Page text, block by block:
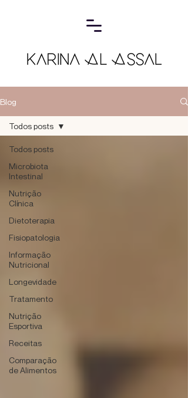
Blog
Todos posts
Microbiota
Intestinal
Nutrição
Clínica
Dietoterapia
Fisiopatologia
Informação
Nutricional
Longevidade
Tratamento
Nutrição
Esportiva
Receitas
Comparação
de Alimentos
Todos posts